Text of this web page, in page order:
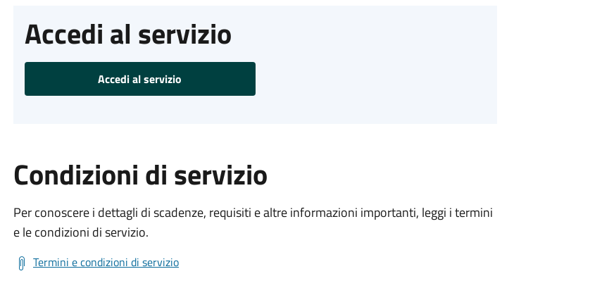
Accedi al servizio
Accedi al servizio
Condizioni di servizio
Per conoscere i dettagli di scadenze, requisiti e altre informazioni importanti, leggi i termini
e le condizioni di servizio.
Termini e condizioni di servizio